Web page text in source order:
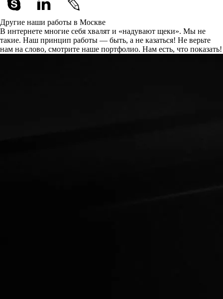
Другие наши работы в Москве
В интернете многие себя хвалят и «надувают щеки». Мы не
такие. Наш принцип работы — быть, а не казаться! Не верьте
нам на слово, смотрите наше портфолио. Нам есть, что показать!